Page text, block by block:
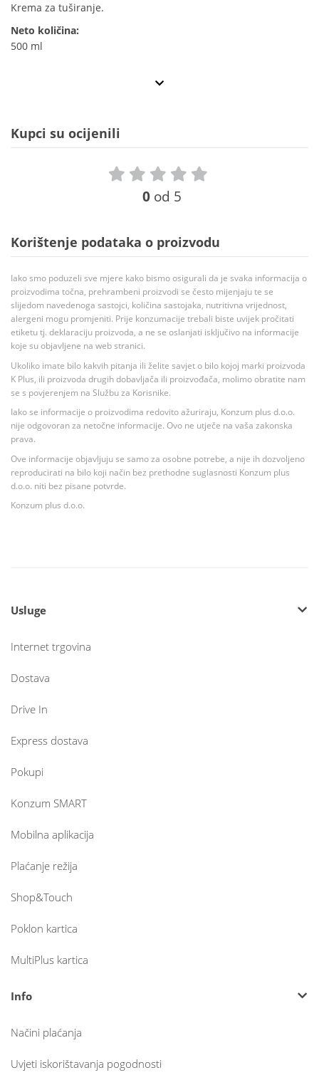
Krema za tuširanje.
Neto količina:
500 ml
Kupci su ocijenili
0 od 5
Korištenje podataka o proizvodu
Iako smo poduzeli sve mjere kako bismo osigurali da je svaka informacija o
proizvodima točna, prehrambeni proizvodi se često mijenjaju te se
slijedom navedenoga sastojci, količina sastojaka, nutritivna vrijednost,
alergeni mogu promjeniti. Prije konzumacije trebali biste uvijek pročitati
etiketu tj. deklaraciju proizvoda, a ne se oslanjati isključivo na informacije
koje su objavljene na web stranici.
Ukoliko imate bilo kakvih pitanja ili želite savjet o bilo kojoj marki proizvoda
K Plus, ili proizvoda drugih dobavljača ili proizvođača, molimo obratite nam
se s povjerenjem na Službu za Korisnike.
Iako se informacije o proizvodima redovito ažuriraju, Konzum plus d.o.o.
nije odgovoran za netočne informacije. Ovo ne utječe na vaša zakonska
prava.
Ove informacije objavljuju se samo za osobne potrebe, a nije ih dozvoljeno
reproducirati na bilo koji način bez prethodne suglasnosti Konzum plus
d.o.o. niti bez pisane potvrde.
Konzum plus d.o.o.
Usluge
Internet trgovina
Dostava
Drive In
Express dostava
Pokupi
Konzum SMART
Mobilna aplikacija
Plaćanje režija
Shop&Touch
Poklon kartica
MultiPlus kartica
Info
Načini plaćanja
Uvjeti iskorištavanja pogodnosti